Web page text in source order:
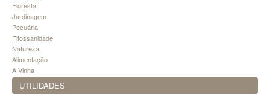
Floresta
Jardinagem
Pecuária
Fitossanidade
Natureza
Alimentação
A Vinha
UTILIDADES